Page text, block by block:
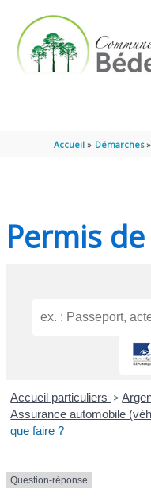
Accueil Démarches
Permis
Accueil particuliers >
Assurance automobile
que faire ?
Question-réponse